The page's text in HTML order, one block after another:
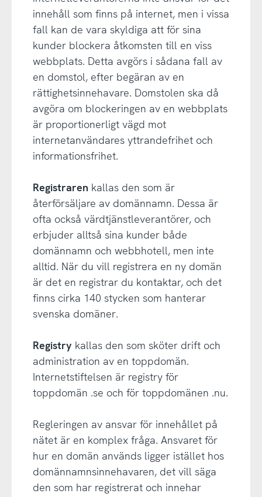
innehåll som finns på internet, men i vissa
fall kan de vara skyldiga att för sina
kunder blockera åtkomsten till en viss
webbplats. Detta avgörs i sådana fall av
en domstol, efter begäran av en
rättighetsinnehavare. Domstolen ska då
avgöra om blockeringen av en webbplats
är proportionerligt vägd mot
internetanvändares yttrandefrihet och
informationsfrihet.
Registraren kallas den som är
återförsäljare av domännamn. Dessa är
ofta också värdtjänstleverantörer, och
erbjuder alltså sina kunder både
domännamn och webbhotell, men inte
alltid. När du vill registrera en ny domän
är det en registrar du kontaktar, och det
finns cirka 140 stycken som hanterar
svenska domäner.
Registry kallas den som sköter drift och
administration av en toppdomän.
Internetstiftelsen är registry för
toppdomän .se och för toppdomänen .nu.
Regleringen av ansvar för innehållet på
nätet är en komplex fråga. Ansvaret för
hur en domän används ligger istället hos
domännamnsinnehavaren, det vill säga
den som har registrerat och innehar